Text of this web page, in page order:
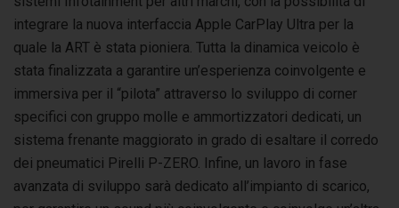
integrare la nuova interfaccia Apple CarPlay Ultra per la
quale la ART è stata pioniera. Tutta la dinamica veicolo è
stata finalizzata a garantire un’esperienza coinvolgente e
immersiva per il “pilota” attraverso lo sviluppo di corner
specifici con gruppo molle e ammortizzatori dedicati, un
sistema frenante maggiorato in grado di esaltare il corredo
dei pneumatici Pirelli P-ZERO. Infine, un lavoro in fase
avanzata di sviluppo sarà dedicato all’impianto di scarico,